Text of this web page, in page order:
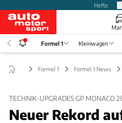
Hefte
Formel 1 Kleinwagen
Formel 1 Formel 1 News
TECHNIK-UPGRADES GP MONACO
Neuer Rekord